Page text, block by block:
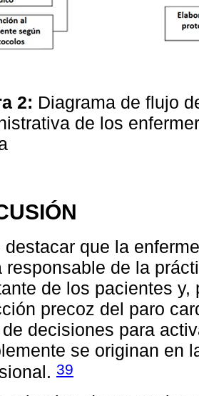
2: Diagrama de flujo
de los
destacar que la
responsable de la
de los pacientes
precoz del paro
decisiones para
se originan en
39